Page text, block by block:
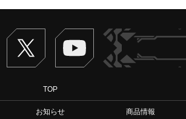
Twitter ヴァンガードch
TOP
お知らせ
商品情報